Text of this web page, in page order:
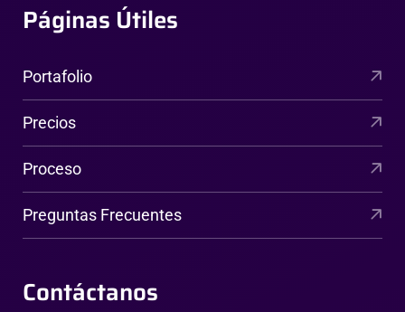
Páginas Útiles
Portafolio
Precios
Proceso
Preguntas Frecuentes
Contáctanos